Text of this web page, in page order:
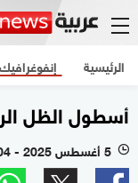
الرئيسية إنفوغرافيك
أسطول الظل
l 5 أغسطس 2025 - 18:04 بتوقيت أبوظبي